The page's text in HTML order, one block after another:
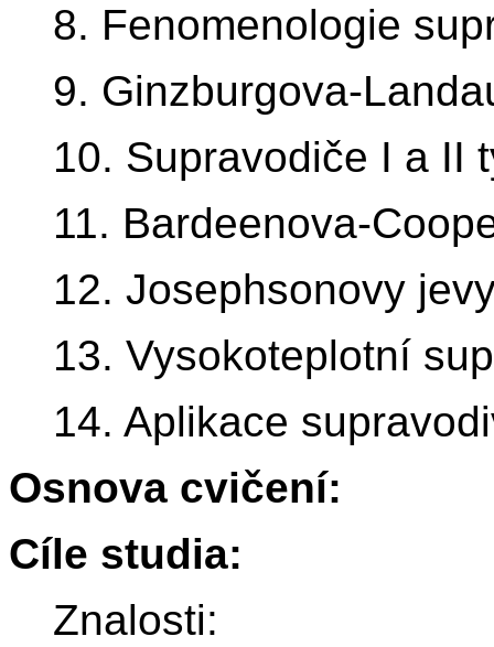
8. Fenomenologie
9. Ginzburgova-
10. Supravodiče I a II
11. Bardeenova-
12. Josephsonovy
13. Vysokoteplotní
14. Aplikace
Osnova cvičení:
Cíle studia:
Znalosti: